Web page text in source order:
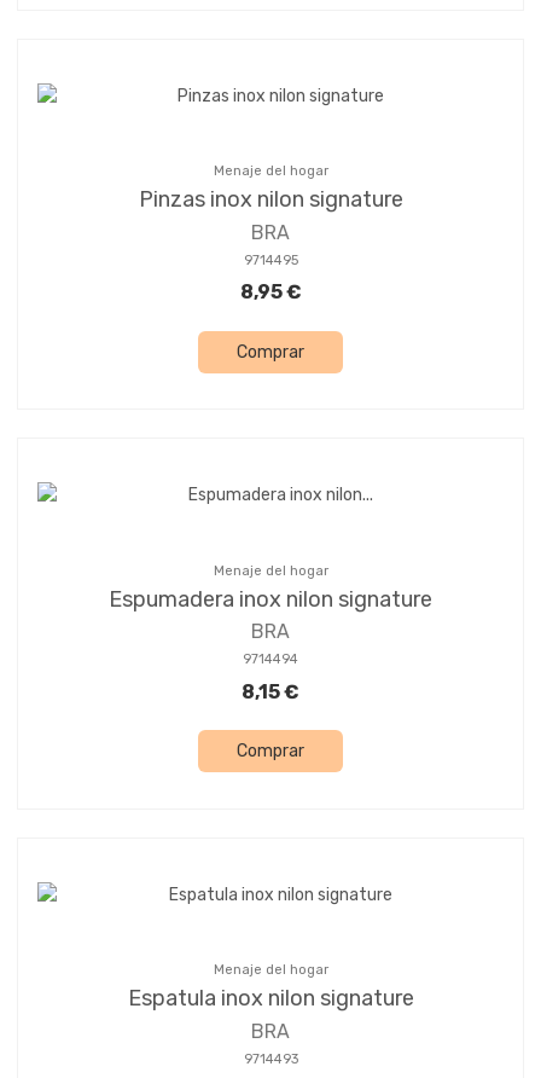
Menaje del hogar
Pinzas inox nilon signature
BRA
9714495
8,95 €
Comprar
Menaje del hogar
Espumadera inox nilon signature
BRA
9714494
8,15 €
Comprar
Menaje del hogar
Espatula inox nilon signature
BRA
9714493